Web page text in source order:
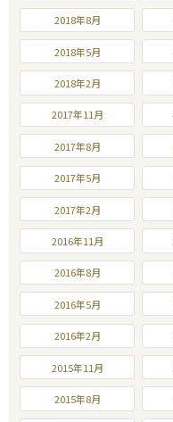
2018年8月
2018年5月
2018年2月
2017年11月
2017年8月
2017年5月
2017年2月
2016年11月
2016年8月
2016年5月
2016年2月
2015年11月
2015年8月